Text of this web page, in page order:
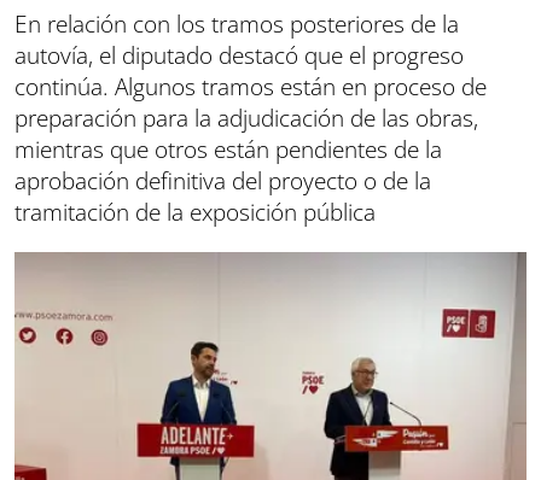
En relación con los tramos posteriores de la
autovía, el diputado destacó que el progreso
continúa. Algunos tramos están en proceso de
preparación para la adjudicación de las obras,
mientras que otros están pendientes de la
aprobación definitiva del proyecto o de la
tramitación de la exposición pública